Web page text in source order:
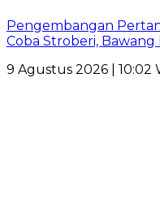
Pengembangan
Coba Stroberi,
9 Agustus 2026 | 10:02